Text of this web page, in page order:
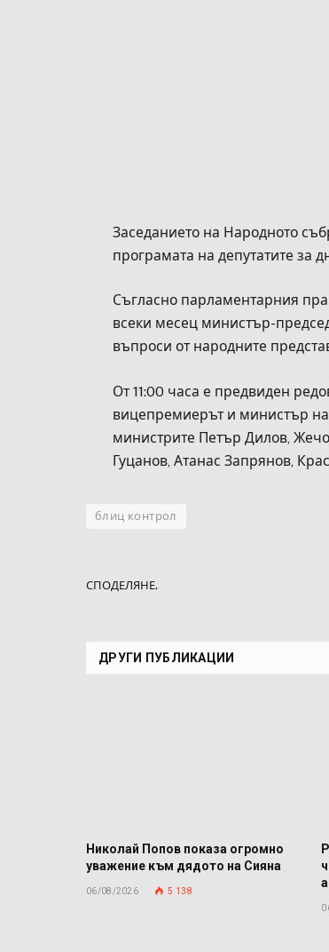
Заседанието на Народното
програмата на депутатите за
Съгласно парламентарния
всеки месец министър-
въпроси от народните
От 11:00 часа е предвиден
вицепремиерът и министър
министрите Петър Дилов,
Гуцанов, Атанас Запрянов,
блиц контрол
СПОДЕЛЯНЕ.
ДРУГИ ПУБЛИКАЦИИ
Николай Попов показа огромно
уважение към дядото на Сияна
06/08/2026 5 138